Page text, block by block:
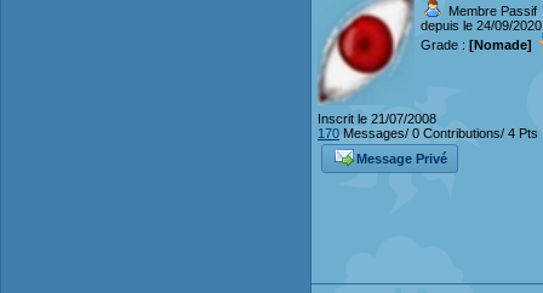
Membre Passif
depuis le 24/09/2020
Grade : [Nomade]
Inscrit le 21/07/2008
170 Messages/ 0 Contributions/ 4 Pts
Message Privé